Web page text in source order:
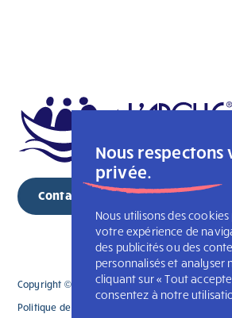
Nous respectons
privée.
Nous utilisons des
votre expérience de
des publicités ou des
personnalisés et analyser
cliquant sur « Tout
consentez à notre
Contacter
Copyright © 2026 footer.phpL'Arche Montréal.
Politique de confidentialité